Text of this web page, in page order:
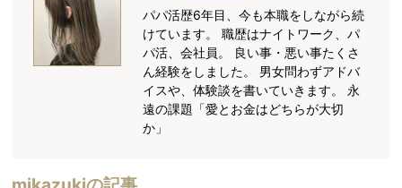
パパ活歴6年目、今も本職をしながら続
けています。 職歴はナイトワーク、パ
パ活、会社員。 良い事・悪い事たくさ
ん経験をしました。 男女問わずアドバ
イスや、体験談を書いていきます。 永
遠の課題「愛とお金はどちらが大切
か」